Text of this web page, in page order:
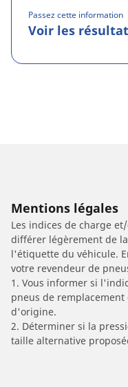
Passez cette information
Voir les
Mentions légales
Les indices de charge
différer légèrement de
l'étiquette du véhicule.
votre revendeur de
1. Vous informer si
pneus de
d'origine.
2. Déterminer si la
taille alternative